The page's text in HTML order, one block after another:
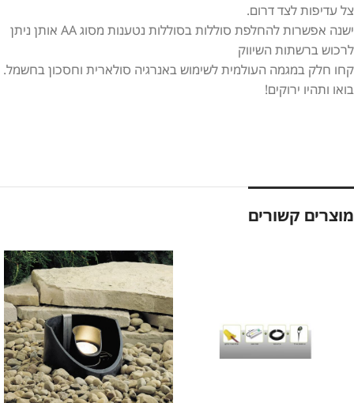
צל עדיפות לצד דרום.
ישנה אפשרות להחלפת סוללות בסוללות נטענות מסוג AA אותן ניתן
לרכוש ברשתות השיווק
קחו חלק במגמה העולמית לשימוש באנרגיה סולארית וחסכון בחשמל.
בואו ותהיו ירוקים!
מוצרים קשורים